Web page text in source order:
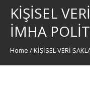
KİŞİSEL
İMHA
Home /KİŞİSEL VERİ